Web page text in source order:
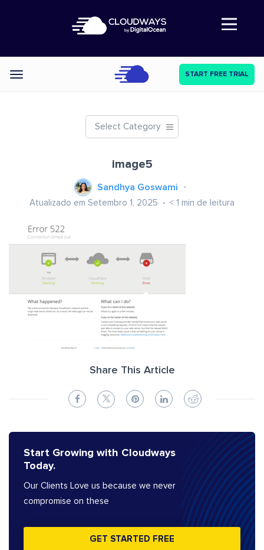
Abre a navegação
Categories START FREE TRIAL
Select Category
image5
Sandhya Goswami
Atualizado em Setembro 1, 2025 < 1 min de leitura
Share This Article
Start Growing with Cloudways
Today.
Our Clients Love us because we never
compromise on these
GET STARTED FREE